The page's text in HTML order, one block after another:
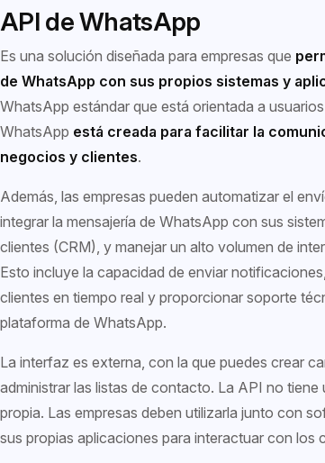
API de WhatsApp
Es una solución diseñada para empresas que
de WhatsApp con sus propios sistemas y
WhatsApp estándar que está orientada a
WhatsApp está creada para facilitar la
negocios y clientes.
Además, las empresas pueden automatizar el
integrar la mensajería de WhatsApp con sus
clientes (CRM), y manejar un alto volumen de
Esto incluye la capacidad de enviar
clientes en tiempo real y proporcionar soporte
plataforma de WhatsApp.
La interfaz es externa, con la que puedes crear
administrar las listas de contacto. La API no
propia. Las empresas deben utilizarla junto con
sus propias aplicaciones para interactuar con los